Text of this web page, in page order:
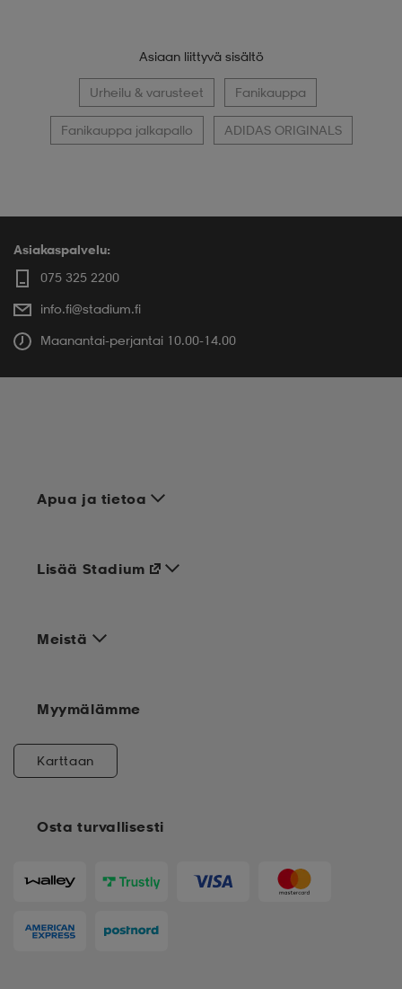
Asiaan liittyvä sisältö
Urheilu & varusteet Fanikauppa
Fanikauppa jalkapallo ADIDAS ORIGINALS
Asiakaspalvelu:
075 325 2200
info.fi@stadium.fi
Maanantai-perjantai 10.00-14.00
Apua ja tietoa
Meistä
Osta turvallisesti
Lisää Stadium
Myymälämme
Karttaan